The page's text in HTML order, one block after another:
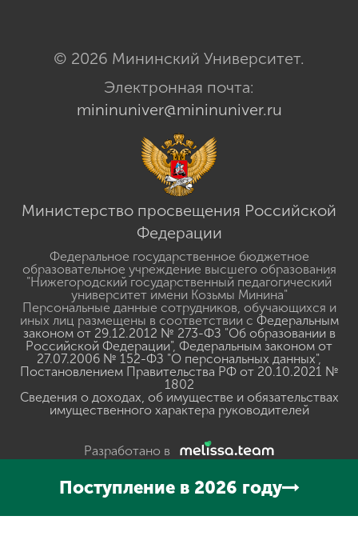
© 2026 Мининский Университет.
Электронная почта:
mininuniver@mininuniver.ru
Министерство просвещения Российской
Федерации
Федеральное государственное бюджетное
образовательное учреждение высшего образования
"Нижегородский государственный педагогический
университет имени Козьмы Минина"
Персональные данные сотрудников, обучающихся и
иных лиц размещены в соответствии с Федеральным
законом от 29.12.2012 № 273-ФЗ "Об образовании в
Российской Федерации", Федеральным законом от
27.07.2006 № 152-ФЗ "О персональных данных",
Постановлением Правительства РФ от 20.10.2021 №
1802
Сведения о доходах, об имуществе и обязательствах
имущественного характера руководителей
Разработано в
Поступление в 2026 году